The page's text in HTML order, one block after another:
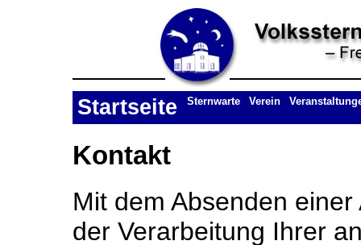
Startseite Sternwarte Verein
Kontakt
Mit dem Absenden
der Verarbeitung Ihrer